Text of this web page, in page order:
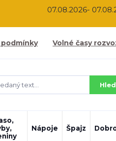
07.08.2026-
Volné časy
Nápoje Špajz